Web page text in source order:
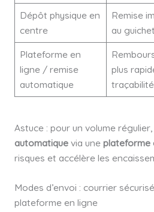
Dépôt physique en
centre
Remise
au guichet
Plateforme en
ligne / remise
automatique
plus
traçabilité
Astuce : pour un volume
automatiquevia une plateforme
risques et accélère les
Modes d’envoi : courrier
plateforme en ligne